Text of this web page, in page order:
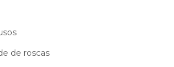
de roscas